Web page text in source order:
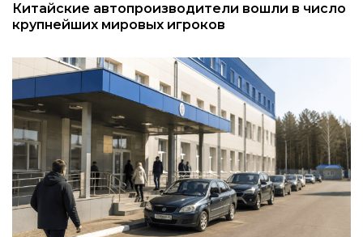
Китайские автопроизводители вошли в число
крупнейших мировых игроков